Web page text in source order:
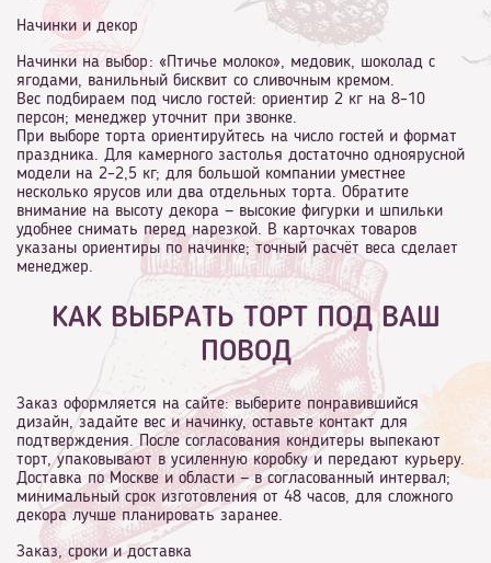
Начинки и декор
Начинки на выбор: «Птичье молоко», медовик, шоколад с
ягодами, ванильный бисквит со сливочным кремом.
Вес подбираем под число гостей: ориентир 2 кг на 8–10
персон; менеджер уточнит при звонке.
При выборе торта ориентируйтесь на число гостей и формат
праздника. Для камерного застолья достаточно одноярусной
модели на 2–2,5 кг; для большой компании уместнее
несколько ярусов или два отдельных торта. Обратите
внимание на высоту декора — высокие фигурки и шпильки
удобнее снимать перед нарезкой. В карточках товаров
указаны ориентиры по начинке; точный расчёт веса сделает
менеджер.
КАК ВЫБРАТЬ ТОРТ ПОД ВАШ
ПОВОД
Заказ оформляется на сайте: выберите понравившийся
дизайн, задайте вес и начинку, оставьте контакт для
подтверждения. После согласования кондитеры выпекают
торт, упаковывают в усиленную коробку и передают курьеру.
Доставка по Москве и области — в согласованный интервал;
минимальный срок изготовления от 48 часов, для сложного
декора лучше планировать заранее.
Заказ, сроки и доставка